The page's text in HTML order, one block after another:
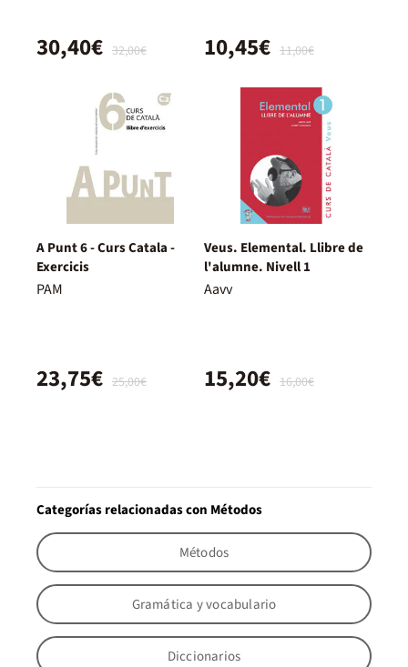
32,00€
30,40€ 11,00€
10,45€
A Punt 6 - Curs Catala -
Exercicis
PAM
25,00€
23,75€
Veus. Elemental. Llibre de
l'alumne. Nivell 1
Aavv
16,00€
15,20€
Categorías relacionadas con Métodos
Métodos
Gramática y vocabulario
Diccionarios